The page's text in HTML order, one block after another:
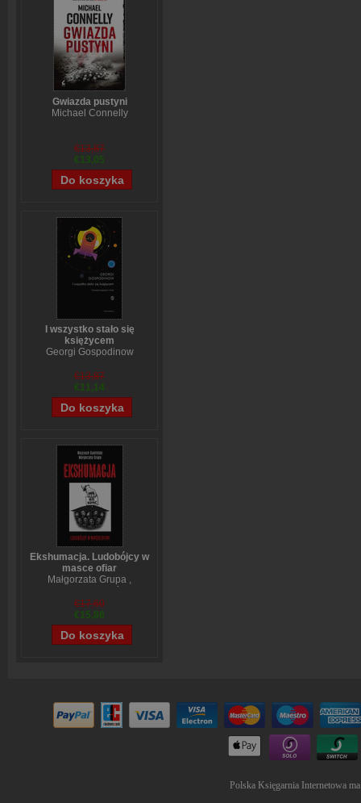
Gwiazda pustyni
Michael Connelly
€13,87
€13,05
I wszystko stało się
księżycem
Georgi Gospodinow
€13,87
€11,14
Ekshumacja. Ludobójcy w
masce ofiar
Małgorzata Grupa ,
€17,60
€15,86
Polska Księgarnia Internetowa